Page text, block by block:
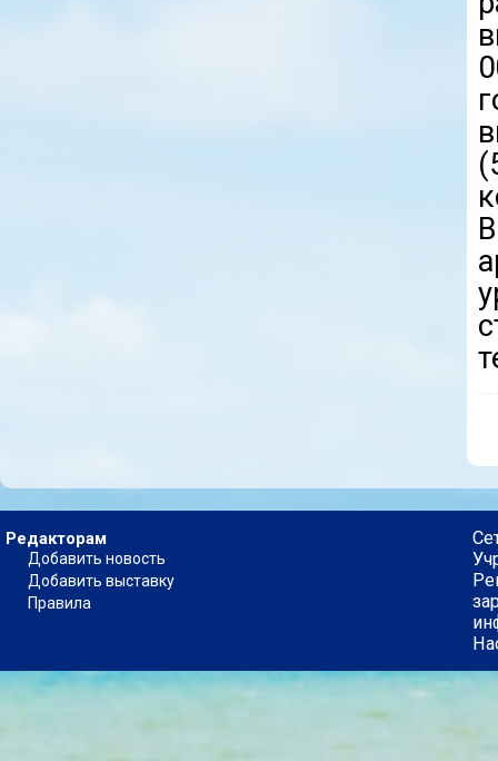
Редакторам
Добавить новость
Добавить выставку
Правила